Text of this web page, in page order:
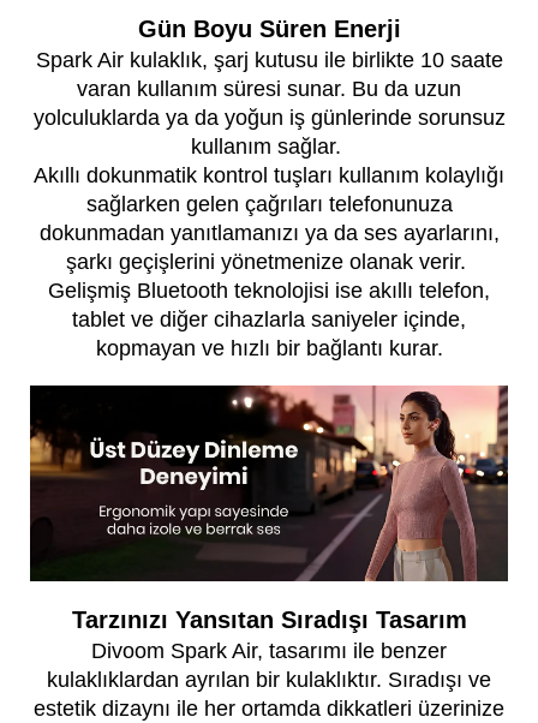
Gün Boyu Süren Enerji
Spark Air kulaklık, şarj kutusu ile birlikte 10 saate
varan kullanım süresi sunar. Bu da uzun
yolculuklarda ya da yoğun iş günlerinde sorunsuz
kullanım sağlar.
Akıllı dokunmatik kontrol tuşları kullanım kolaylığı
sağlarken gelen çağrıları telefonunuza
dokunmadan yanıtlamanızı ya da ses ayarlarını,
şarkı geçişlerini yönetmenize olanak verir.
Gelişmiş Bluetooth teknolojisi ise akıllı telefon,
tablet ve diğer cihazlarla saniyeler içinde,
kopmayan ve hızlı bir bağlantı kurar.
Tarzınızı Yansıtan Sıradışı Tasarım
Divoom Spark Air, tasarımı ile benzer
kulaklıklardan ayrılan bir kulaklıktır. Sıradışı ve
estetik dizaynı ile her ortamda dikkatleri üzerinize